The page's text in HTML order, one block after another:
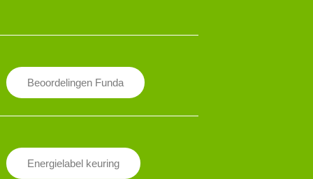
Beoordelingen Funda
Energielabel keuring